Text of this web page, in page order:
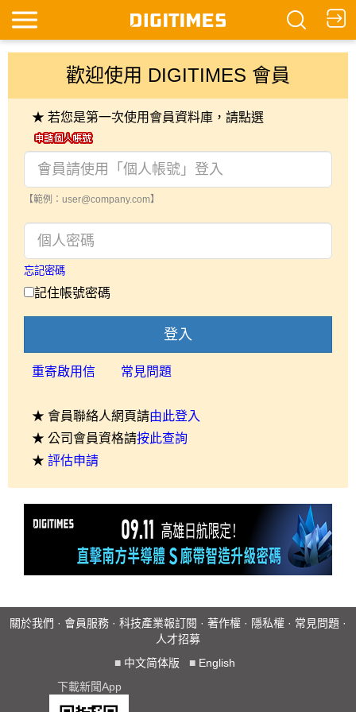
歡迎使用 DIGITIMES 會員
★ 若您是第一次使用會員資料庫，請點選
【範例：user@company.com】
忘記密碼
記住帳號密碼
登入
重寄啟用信 常見問題
★ 會員聯絡人網頁請由此登入
★ 公司會員資格請按此查詢
★ 評估申請
關於我們 · 會員服務 · 科技產業報訂閱 · 著作權 · 隱私權 · 常見問題 ·
人才招募
■ 中文简体版 ■ English
下載新聞App